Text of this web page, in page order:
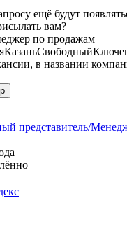
ещё будут
вам?
по продажам
КазаньСвободный
в названии
представитель/